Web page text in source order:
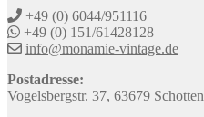
+49 (0) 6044/951116
+49 (0) 151/61428128
info@monamie-vintage.de
Postadresse:
Vogelsbergstr. 37, 63679 Schotten